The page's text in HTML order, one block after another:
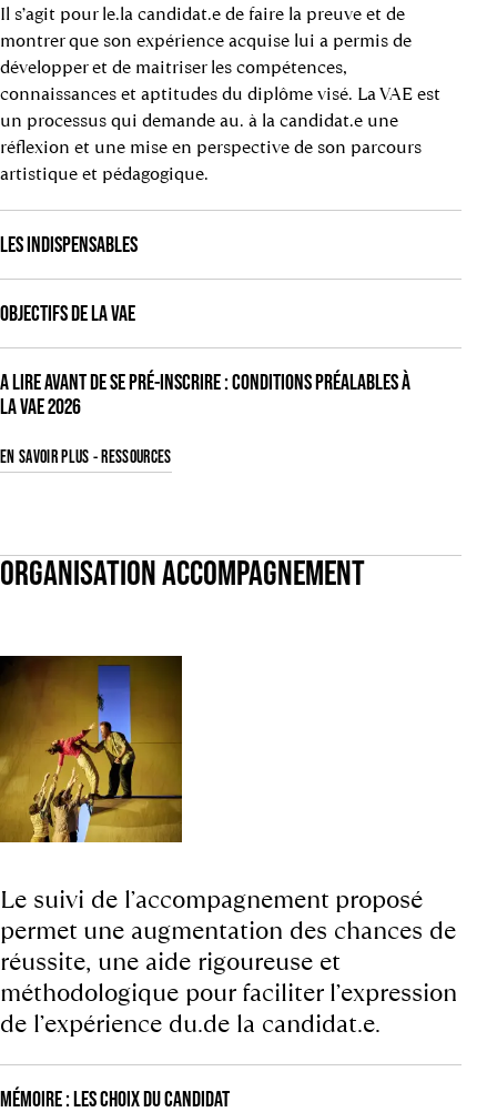
Il s’agit pour le.la candidat.e de faire la preuve et de
montrer que son expérience acquise lui a permis de
développer et de maitriser les compétences,
connaissances et aptitudes du diplôme visé. La VAE est
un processus qui demande au. à la candidat.e une
réflexion et une mise en perspective de son parcours
artistique et pédagogique.
LES INDISPENSABLES
OBJECTIFS DE LA VAE
A LIRE AVANT DE SE PRÉ-INSCRIRE : CONDITIONS PRÉALABLES À
LA VAE 2026
EN SAVOIR PLUS - RESSOURCES
ORGANISATION ACCOMPAGNEMENT
Le suivi de l’accompagnement proposé
permet une augmentation des chances de
réussite, une aide rigoureuse et
méthodologique pour faciliter l’expression
de l’expérience du.de la candidat.e.
MÉMOIRE : LES CHOIX DU CANDIDAT